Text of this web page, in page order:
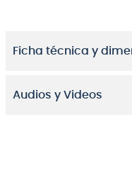
Ficha técnica y
Audios y Videos